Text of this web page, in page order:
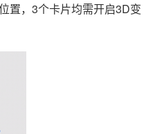
置，3个卡片均需开启3D变